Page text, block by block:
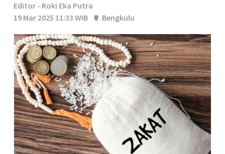
Editor - Roki Eka Putra
19 Mar 2025 11:33 WIB
Bengkulu